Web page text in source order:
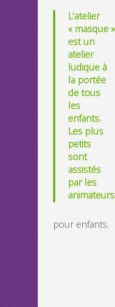
L’atelier
« masque »
est un
atelier
ludique à
la portée
de tous
les
enfants.
Les plus
petits
sont
assistés
par les
pour enfants.